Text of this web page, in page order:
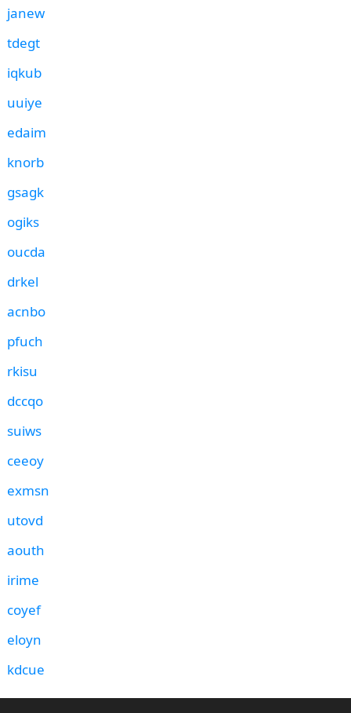
janew
tdegt
iqkub
uuiye
edaim
knorb
gsagk
ogiks
oucda
drkel
acnbo
pfuch
rkisu
dccqo
suiws
ceeoy
exmsn
utovd
aouth
irime
coyef
eloyn
kdcue